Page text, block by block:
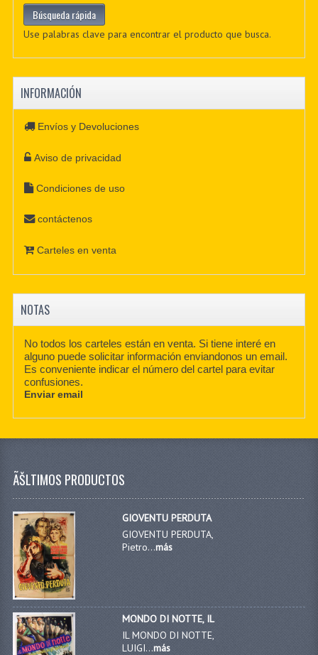
Use palabras clave para encontrar el producto que busca.
INFORMACIÓN
Envíos y Devoluciones
Aviso de privacidad
Condiciones de uso
contáctenos
Carteles en venta
NOTAS
No todos los carteles están en venta. Si tiene interé en
alguno puede solicitar información enviandonos un email.
Es conveniente indicar el número del cartel para evitar
confusiones.
Enviar email
ÃŠLTIMOS PRODUCTOS
GIOVENTU PERDUTA
GIOVENTU PERDUTA,
Pietro...más
MONDO DI NOTTE, IL
IL MONDO DI NOTTE,
LUIGI...más